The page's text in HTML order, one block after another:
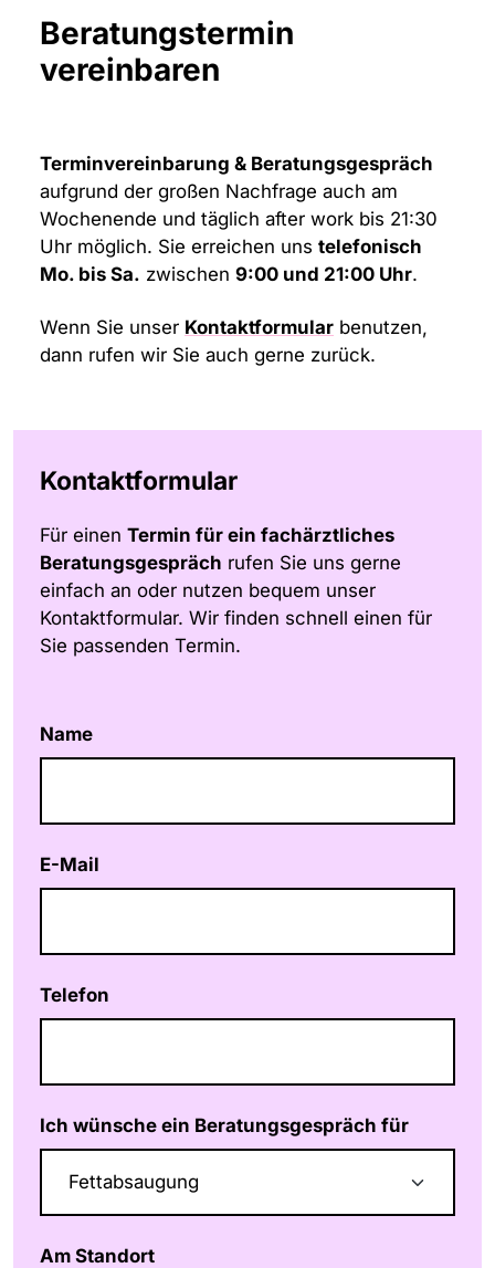
Beratungstermin
vereinbaren
Terminvereinbarung & Beratungsgespräch
aufgrund der großen Nachfrage auch am
Wochenende und täglich after work bis 21:30
Uhr möglich. Sie erreichen uns telefonisch
Mo. bis Sa. zwischen 9:00 und 21:00 Uhr.
Wenn Sie unser Kontaktformular benutzen,
dann rufen wir Sie auch gerne zurück.
Kontaktformular
Für einen Termin für ein fachärztliches
Beratungs­gespräch rufen Sie uns gerne
einfach an oder nutzen bequem unser
Kontaktformular. Wir finden schnell einen für
Sie passenden Termin.
Name
E-Mail
Telefon
Ich wünsche ein Beratungsgespräch für
Am Standort